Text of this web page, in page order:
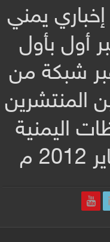
يمني
أول بأول
شبكة من
المنتشرين
اليمنية
م